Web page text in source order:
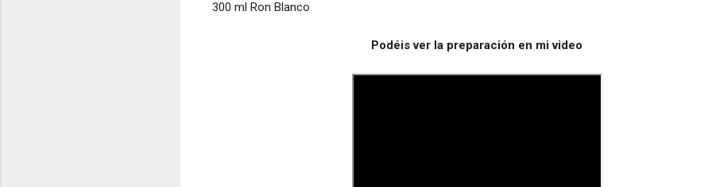
300 ml Ron Blanco
Podéis ver la preparación en mi video